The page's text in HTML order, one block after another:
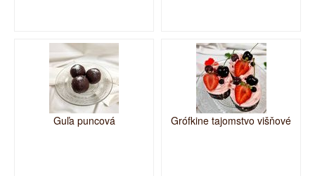
Guľa puncová Grófkine tajomstvo višňové